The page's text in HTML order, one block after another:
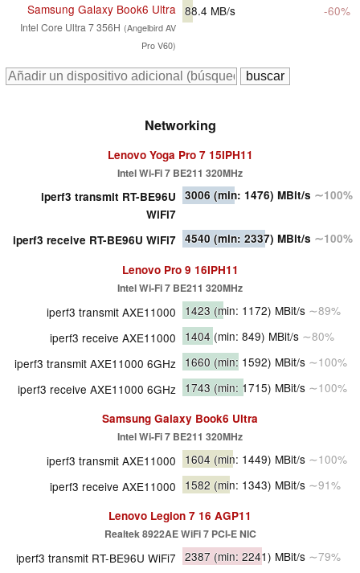
Samsung Galaxy Book6 Ultra
Intel Core Ultra 7 356H (Angelbird AV
Pro V60)
88.4 MB/s -60%
Networking
Lenovo Yoga Pro 7 15IPH11
Intel Wi-Fi 7 BE211 320MHz
iperf3 transmit RT-BE96U
WiFi7
3006 (min: 1476) MBit/s ∼100%
iperf3 receive RT-BE96U WiFi7 4540 (min: 2337) MBit/s ∼100%
Lenovo Pro 9 16IPH11
Intel Wi-Fi 7 BE211 320MHz
iperf3 transmit AXE11000 1423 (min: 1172) MBit/s ∼89%
iperf3 receive AXE11000
1404 (min: 849) MBit/s ∼80%
iperf3 transmit AXE11000 6GHz 1660 (min: 1592) MBit/s ∼100%
iperf3 receive AXE11000 6GHz 1743 (min: 1715) MBit/s ∼100%
Samsung Galaxy Book6 Ultra
Intel Wi-Fi 7 BE211 320MHz
iperf3 transmit AXE11000 1604 (min: 1449) MBit/s ∼100%
iperf3 receive AXE11000
1582 (min: 1343) MBit/s ∼91%
Lenovo Legion 7 16 AGP11
Realtek 8922AE WiFi 7 PCI-E NIC
iperf3 transmit RT-BE96U WiFi7 2387 (min: 2241) MBit/s ∼79%